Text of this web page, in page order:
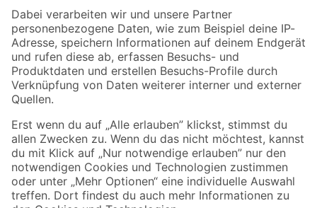
Zahlungsarten Versandarten
Sicher einkaufen
Jetzt die toom-App herunterladen